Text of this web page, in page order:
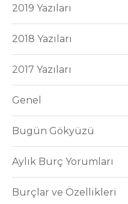
2019 Yazıları
2018 Yazıları
2017 Yazıları
Genel
Bugün Gökyüzü
Aylık Burç Yorumları
Burçlar ve Özellikleri